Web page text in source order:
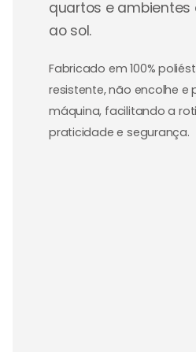
quartos e ambientes
ao sol.
Fabricado em 100%
resistente, não encolhe e
máquina, facilitando a
praticidade e segurança.